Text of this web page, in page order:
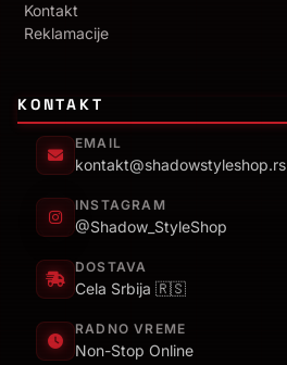
Kontakt
Reklamacije
KONTAKT
EMAIL
kontakt@shadowstyleshop.rs
INSTAGRAM
@Shadow_StyleShop
DOSTAVA
Cela Srbija 🇷🇸
RADNO VREME
Non-Stop Online